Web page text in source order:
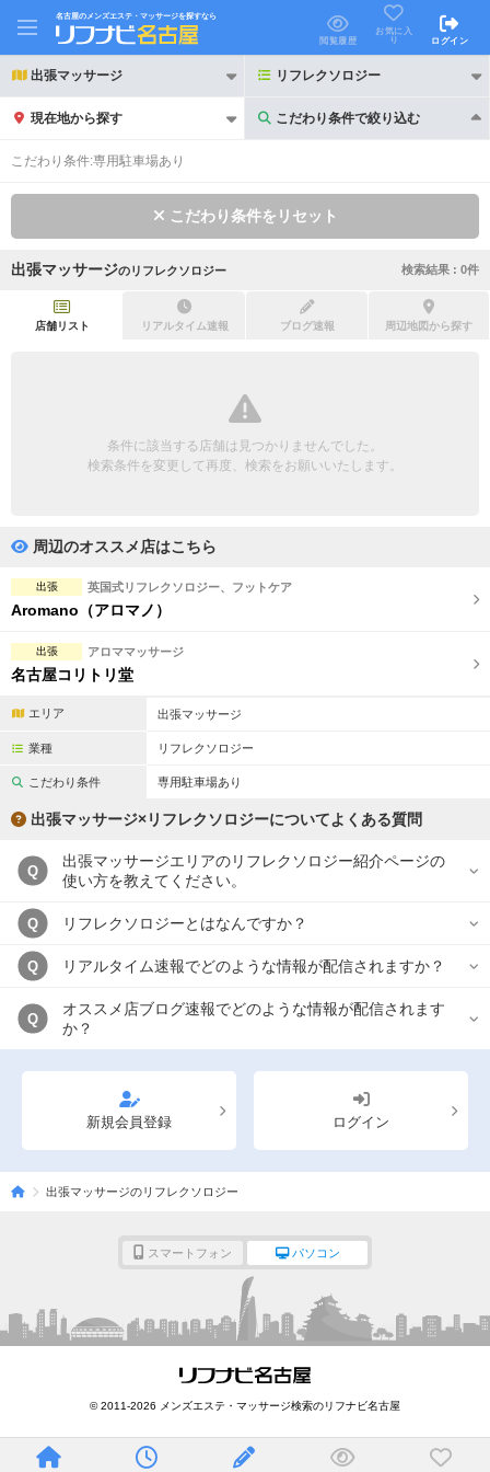
名古屋のメンズエステ・マッサージを探すなら
閲覧履歴
お気に入
り
ログイン
出張マッサージ リフレクソロジー
現在地から探す こだわり条件で絞り込む
こだわり条件で絞り込む
初回割引あり リピーター割引あり
団体様歓迎
ペアルームあり
フットバスあり 岩盤浴あり
日本人スタッフのみ
スタッフ指名可
駅から徒歩5分以内
こだわり条件を変更
閉じる
こだわり条件:専用駐車場あり
こだわり条件をリセット
出張マッサージのリフレクソロジー 検索結果 : 0件
店舗リスト リアルタイム速報 ブログ速報 周辺地図から探す
条件に該当する店舗は見つかりませんでした。
検索条件を変更して再度、検索をお願いいたします。
周辺のオススメ店はこちら
出張 英国式リフレクソロジー、フットケア
Aromano（アロマノ）
出張 アロママッサージ
名古屋コリトリ堂
エリア 出張マッサージ
業種 リフレクソロジー
こだわり条件 専用駐車場あり
出張マッサージ×リフレクソロジーについてよくある質問
Q
出張マッサージエリアのリフレクソロジー紹介ページの
使い方を教えてください。
Q リフレクソロジーとはなんですか？
Q リアルタイム速報でどのような情報が配信されますか？
Q
オススメ店ブログ速報でどのような情報が配信されます
か？
新規会員登録 ログイン
出張マッサージのリフレクソロジー
スマートフォン パソコン
© 2011-2026 メンズエステ・マッサージ検索のリフナビ名古屋